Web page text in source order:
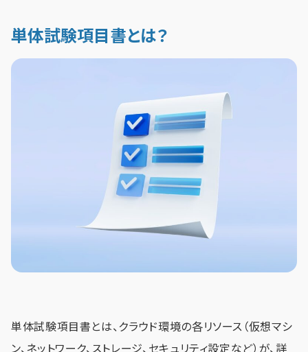
単体試験項目書とは？
単体試験項目書とは、クラウド環境の各リソース（仮想マシ
ン、ネットワーク、ストレージ、セキュリティ設定など）が、詳